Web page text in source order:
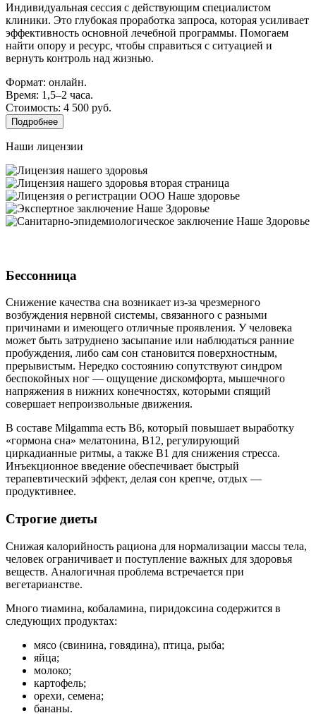
Индивидуальная сессия с действующим специалистом
клиники. Это глубокая проработка запроса, которая усиливает
эффективность основной лечебной программы. Помогаем
найти опору и ресурс, чтобы справиться с ситуацией и
вернуть контроль над жизнью.
Формат: онлайн.
Время: 1,5–2 часа.
Стоимость: 4 500 руб.
Подробнее
Наши лицензии
Бессонница
Снижение качества сна возникает из-за чрезмерного
возбуждения нервной системы, связанного с разными
причинами и имеющего отличные проявления. У человека
может быть затруднено засыпание или наблюдаться ранние
пробуждения, либо сам сон становится поверхностным,
прерывистым. Нередко состоянию сопутствуют синдром
беспокойных ног — ощущение дискомфорта, мышечного
напряжения в нижних конечностях, которыми спящий
совершает непроизвольные движения.
В составе Milgamma есть В6, который повышает выработку
«гормона сна» мелатонина, В12, регулирующий
циркадианные ритмы, а также В1 для снижения стресса.
Инъекционное введение обеспечивает быстрый
терапевтический эффект, делая сон крепче, отдых —
продуктивнее.
Строгие диеты
Снижая калорийность рациона для нормализации массы тела,
человек ограничивает и поступление важных для здоровья
веществ. Аналогичная проблема встречается при
вегетарианстве.
Много тиамина, кобаламина, пиридоксина содержится в
следующих продуктах:
мясо (свинина, говядина), птица, рыба;
яйца;
молоко;
картофель;
орехи, семена;
бананы.